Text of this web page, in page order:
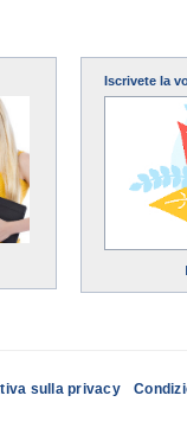
Iscrivete la
sulla privacy